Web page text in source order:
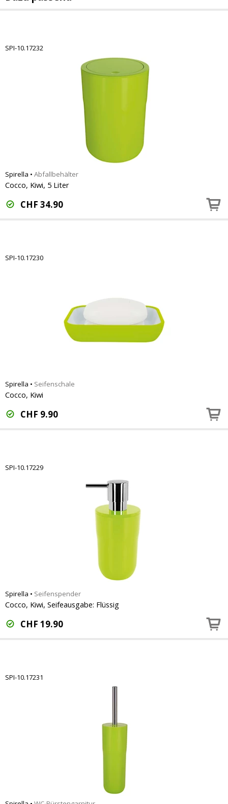
SPI-10.17232
Spirella • Abfallbehälter
Cocco, Kiwi, 5 Liter
CHF 34.90
SPI-10.17230
Spirella • Seifenschale
Cocco, Kiwi
CHF 9.90
SPI-10.17229
Spirella • Seifenspender
Cocco, Kiwi, Seifeausgabe: Flüssig
CHF 19.90
SPI-10.17231